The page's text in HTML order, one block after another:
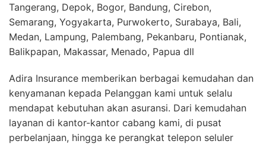
Tangerang, Depok, Bogor, Bandung, Cirebon,
Semarang, Yogyakarta, Purwokerto, Surabaya, Bali,
Medan, Lampung, Palembang, Pekanbaru, Pontianak,
Balikpapan, Makassar, Menado, Papua dll
Adira Insurance memberikan berbagai kemudahan dan
kenyamanan kepada Pelanggan kami untuk selalu
mendapat kebutuhan akan asuransi. Dari kemudahan
layanan di kantor-kantor cabang kami, di pusat
perbelanjaan, hingga ke perangkat telepon seluler